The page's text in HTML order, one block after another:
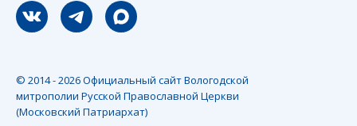
Мы вконтакте
Мы в telegram
Мы в Макс
© 2014 - 2026 Официальный сайт Вологодской
митрополии Русской Православной Церкви
(Московский Патриархат)